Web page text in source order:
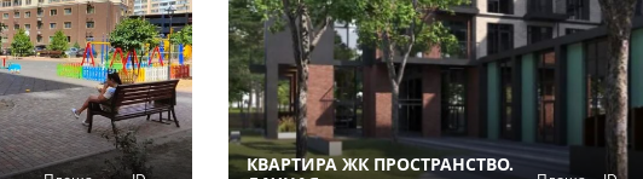
КВАРТИРА ЖК ПРОСТРАНСТВО.